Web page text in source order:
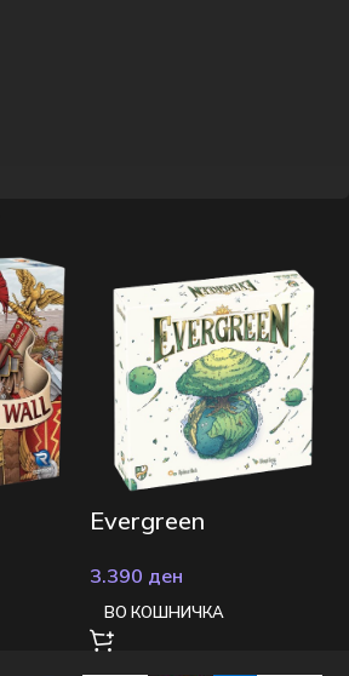
Evergreen
3.390 ден
ВО КОШНИЧКА